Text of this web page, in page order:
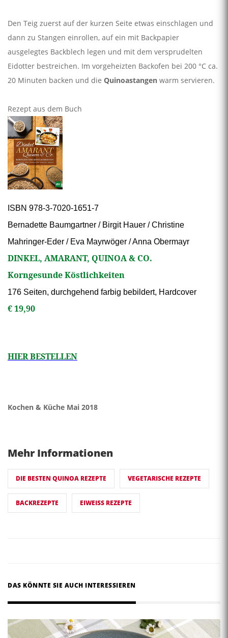
Den Teig zuerst auf der kurzen Seite etwas einschlagen und
dann zu Stangen einrollen, auf ein mit Backpapier
ausgelegtes Backblech legen und mit dem versprudelten
Eidotter bestreichen. Im vorgeheizten Backofen bei 200 °C ca.
20 Minuten backen und die Quinoastangen warm servieren.
Rezept aus dem Buch
ISBN 978-3-7020-1651-7
Bernadette Baumgartner / Birgit Hauer / Christine
Mahringer-Eder / Eva Mayrwöger / Anna Obermayr
DINKEL, AMARANT, QUINOA & CO.
Korngesunde Köstlichkeiten
176 Seiten, durchgehend farbig bebildert, Hardcover
€ 19,90
HIER BESTELLEN
Kochen & Küche Mai 2018
Mehr Informationen
DIE BESTEN QUINOA REZEPTE VEGETARISCHE REZEPTE
BACKREZEPTE EIWEISS REZEPTE
DAS KÖNNTE SIE AUCH INTERESSIEREN